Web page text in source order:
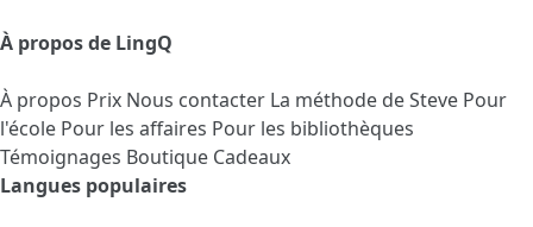
À propos de LingQ
À propos Prix Nous contacter La méthode de Steve Pour
l'école Pour les affaires Pour les bibliothèques
Témoignages Boutique Cadeaux
Langues populaires